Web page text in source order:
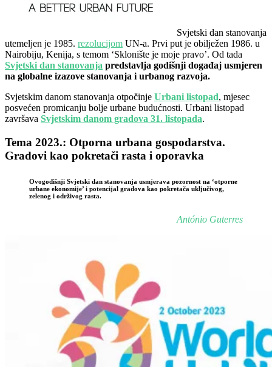
Svjetski dan stanovanja
utemeljen je 1985. rezolucijom UN-a. Prvi put je obilježen 1986. u
Nairobiju, Kenija, s temom ‘Sklonište je moje pravo’. Od tada
Svjetski dan stanovanja predstavlja godišnji događaj usmjeren
na globalne izazove stanovanja i urbanog razvoja.
Svjetskim danom stanovanja otpočinje Urbani listopad, mjesec
posvećen promicanju bolje urbane budućnosti. Urbani listopad
završava Svjetskim danom gradova 31. listopada.
Tema 2023.: Otporna urbana gospodarstva.
Gradovi kao pokretači rasta i oporavka
Ovogodišnji Svjetski dan stanovanja usmjerava pozornost na ‘otporne
urbane ekonomije’ i potencijal gradova kao pokretača uključivog,
zelenog i održivog rasta.
António Guterres